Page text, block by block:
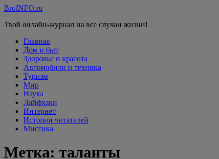
Перейти
содержимому
BroINFO.ru
Твой онлайн-журнал на все случаи жизни!
Главная
Дом и быт
Здоровье и красота
Автомобили и техника
Туризм
Мир
Наука
Лайфхаки
Интернет
Истории читателей
Мистика
Метка: таланты